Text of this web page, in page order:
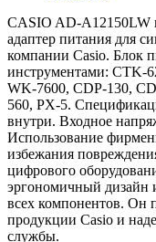
CASIO AD-A12150LW
адаптер питания для
компании Casio. Блок
инструментами: CTK-
WK-7600, CDP-130,
560, PX-5.
внутри. Входное
Использование
избежания
цифрового
эргономичный дизайн
всех компонентов. Он
продукции Casio и
службы.